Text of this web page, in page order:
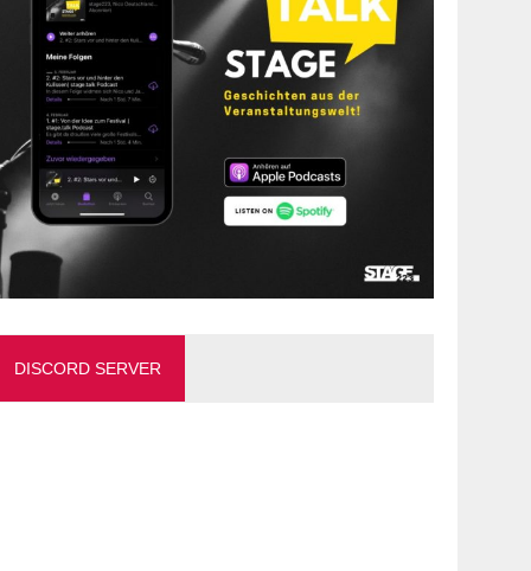
DISCORD SERVER